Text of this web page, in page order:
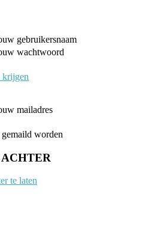
gebruikersnaam
wachtwoord
krijgen
mailadres
worden
te laten